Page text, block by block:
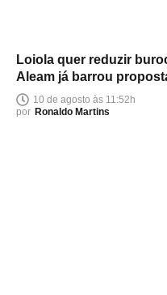
Loiola quer reduzir
Aleam já barrou
10 de agosto às 11:52h
por Ronaldo Martins